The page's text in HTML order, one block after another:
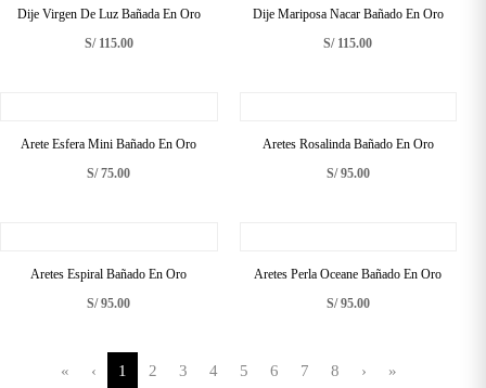
Dije Virgen De Luz Bañada En Oro
S/115.00
Dije Mariposa Nacar Bañado En Oro
S/115.00
Arete Esfera Mini Bañado En Oro
S/75.00
Aretes Rosalinda Bañado En Oro
S/95.00
Aretes Espiral Bañado En Oro
S/95.00
Aretes Perla Oceane Bañado En Oro
S/95.00
« ‹ 1 2 3 4 5 6 7 8 › »